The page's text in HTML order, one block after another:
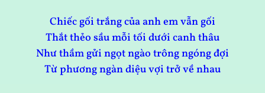
Chiếc gối trắng của anh em vẫn gối
Thắt thẻo sầu mỗi tối dưới canh thâu
Như thầm gửi ngọt ngào trông ngóng đợi
Từ phương ngàn diệu vợi trở về nhau